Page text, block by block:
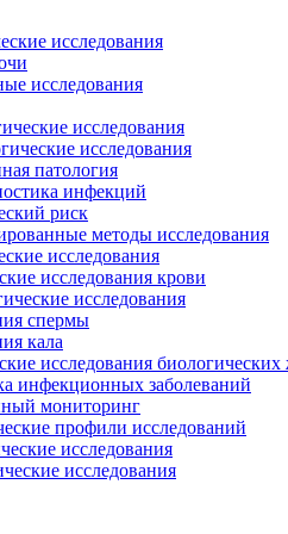
исследования
исследования
исследования
исследования
патология
инфекций
риск
методы исследования
исследования
исследования крови
исследования
спермы
кала
исследования биологических
инфекционных заболеваний
мониторинг
профили исследований
исследования
исследования